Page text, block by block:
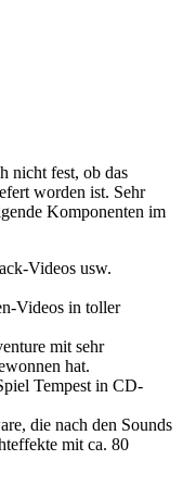
nicht fest, ob das
worden ist. Sehr
Komponenten im
Videos usw.
Videos in toller
mit sehr
hat.
Tempest in CD-
die nach den Sounds
mit ca. 80